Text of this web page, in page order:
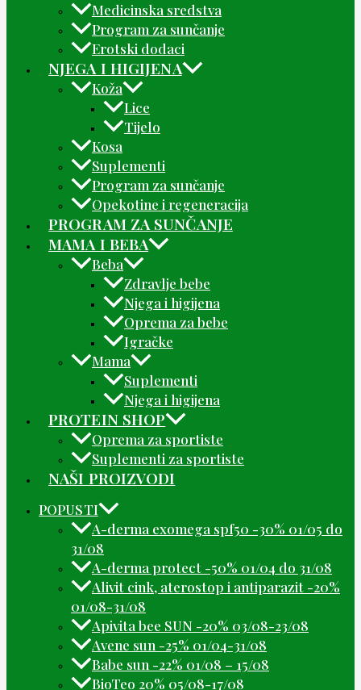
Medicinska sredstva
Program za sunčanje
Erotski dodaci
NJEGA I HIGIJENA
Koža
Lice
Tijelo
Kosa
Suplementi
Program za sunčanje
Opekotine i regeneracija
PROGRAM ZA SUNČANJE
MAMA I BEBA
Beba
Zdravlje bebe
Njega i higijena
Oprema za bebe
Igračke
Mama
Suplementi
Njega i higijena
PROTEIN SHOP
Oprema za sportiste
Suplementi za sportiste
NAŠI PROIZVODI
POPUSTI
A-derma exomega spf50 -30% 01/05 do
31/08
A-derma protect -50% 01/04 do 31/08
Alivit cink, aterostop i antiparazit -20%
01/08-31/08
Apivita bee SUN -20% 03/08-23/08
Avene sun -25% 01/04-31/08
Babe sun -22% 01/08 – 15/08
BioTeo 20% 05/08-17/08